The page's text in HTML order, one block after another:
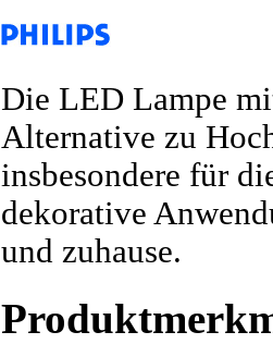
Die LED Lampe
Alternative zu
insbesondere für
dekorative
und zuhause.